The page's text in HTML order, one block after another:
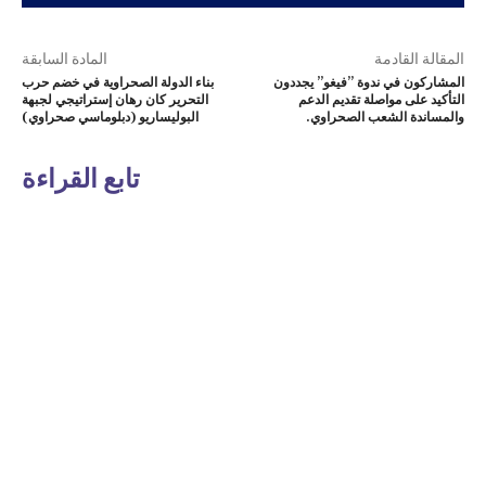
المادة السابقة
بناء الدولة الصحراوية في خضم حرب
التحرير كان رهان إستراتيجي لجبهة
البوليساريو (دبلوماسي صحراوي)
المقالة القادمة
المشاركون في ندوة ”فيغو” يجددون
التأكيد على مواصلة تقديم الدعم
والمساندة الشعب الصحراوي.
تابع القراءة